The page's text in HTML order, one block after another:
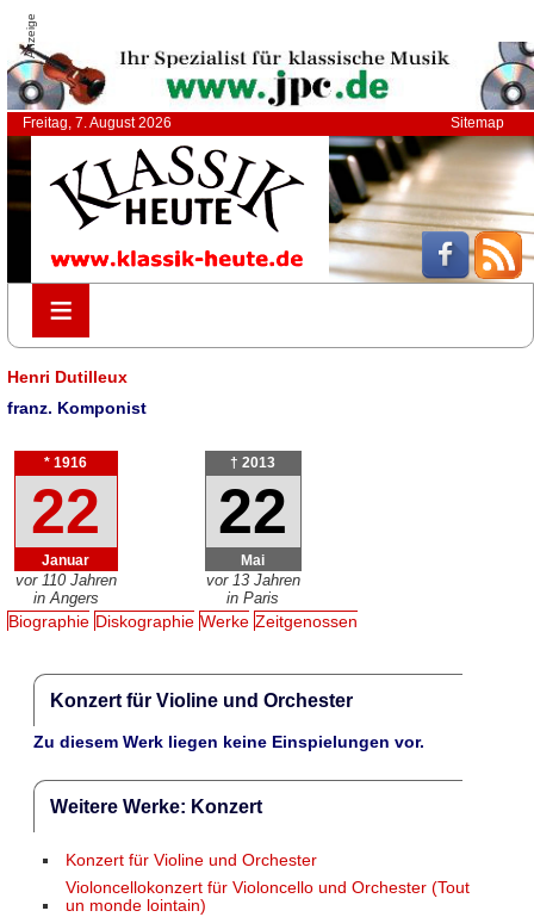
Anzeige
Freitag, 7. August 2026 Sitemap
≡
≡
Henri Dutilleux
franz. Komponist
* 1916
22
Januar
vor 110 Jahren
in Angers
† 2013
22
Mai
vor 13 Jahren
in Paris
Biographie Diskographie Werke Zeitgenossen
Konzert für Violine und Orchester
Zu diesem Werk liegen keine Einspielungen vor.
Weitere Werke: Konzert
Konzert für Violine und Orchester
Violoncellokonzert für Violoncello und Orchester (Tout
un monde lointain)